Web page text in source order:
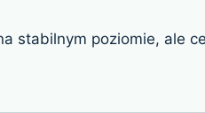
stabilnym poziomie, ale